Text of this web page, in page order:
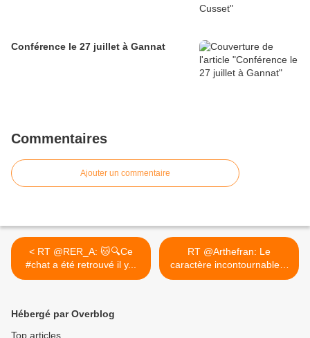
Conférence le 27 juillet à Gannat
Commentaires
Ajouter un commentaire
< RT @RER_A: 🐱🔍Ce
#chat a été retrouvé il y...
RT @Arthefran: Le
caractère incontournable...
>
Hébergé par Overblog
Top articles